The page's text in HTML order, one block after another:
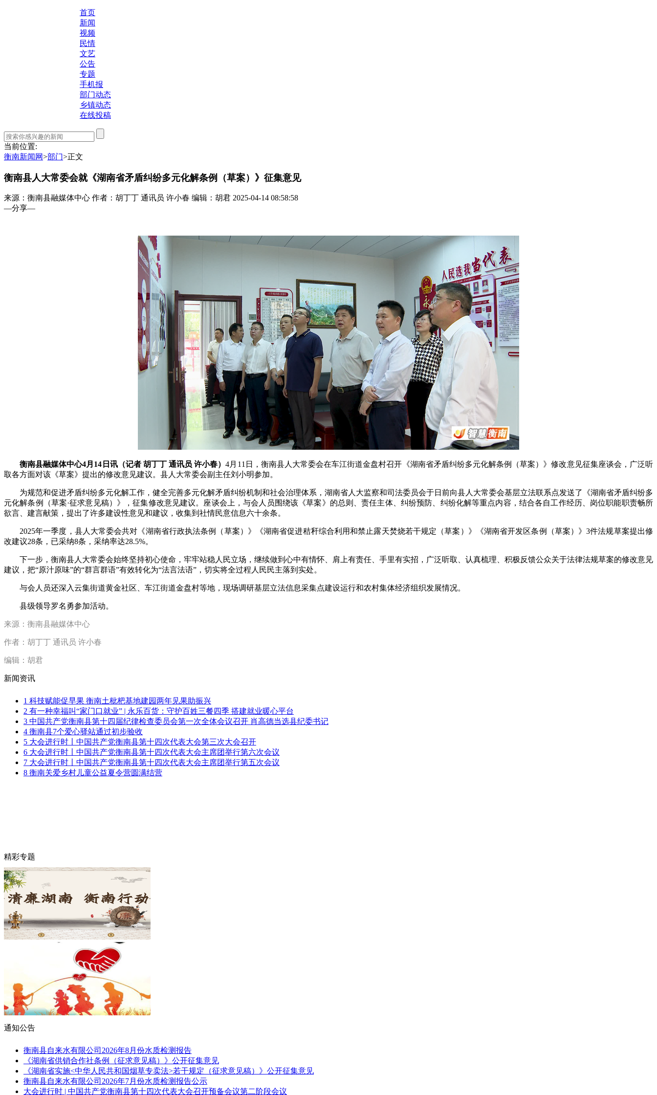
首页
新闻
视频
民情
文艺
公告
专题
手机报
部门动态
乡镇动态
在线投稿
当前位置:
衡南新闻网>部门>正文
衡南县人大常委会就《湖南省矛盾纠纷多元化解条例（草案）》征集意见
来源：衡南县融媒体中心 作者：胡丁丁 通讯员 许小春 编辑：胡君 2025-04-14 08:58:58
—分享—
衡南县融媒体中心4月14日讯（记者 胡丁丁 通讯员 许小春）4月11日，衡南县人大常委会在车江街道金盘村召开《湖南省矛盾纠纷多元化解条例（草案）》修改意见征集座谈会，广泛听
取各方面对该《草案》提出的修改意见建议。县人大常委会副主任刘小明参加。
为规范和促进矛盾纠纷多元化解工作，健全完善多元化解矛盾纠纷机制和社会治理体系，湖南省人大监察和司法委员会于日前向县人大常委会基层立法联系点发送了《湖南省矛盾纠纷多
元化解条例（草案·征求意见稿）》，征集修改意见建议。座谈会上，与会人员围绕该《草案》的总则、责任主体、纠纷预防、纠纷化解等重点内容，结合各自工作经历、岗位职能职责畅所
欲言、建言献策，提出了许多建设性意见和建议，收集到社情民意信息六十余条。
2025年一季度，县人大常委会共对《湖南省行政执法条例（草案）》《湖南省促进秸秆综合利用和禁止露天焚烧若干规定（草案）》《湖南省开发区条例（草案）》3件法规草案提出修
改建议28条，已采纳8条，采纳率达28.5%。
下一步，衡南县人大常委会始终坚持初心使命，牢牢站稳人民立场，继续做到心中有情怀、肩上有责任、手里有实招，广泛听取、认真梳理、积极反馈公众关于法律法规草案的修改意见
建议，把“原汁原味”的“群言群语”有效转化为“法言法语”，切实将全过程人民民主落到实处。
与会人员还深入云集街道黄金社区、车江街道金盘村等地，现场调研基层立法信息采集点建设运行和农村集体经济组织发展情况。
县级领导罗名勇参加活动。
来源：衡南县融媒体中心
作者：胡丁丁 通讯员 许小春
编辑：胡君
新闻资讯
1 科技赋能促早果 衡南土枇杷基地建园两年见果助振兴
2 有一种幸福叫“家门口就业” | 永乐百货：守护百姓三餐四季 搭建就业暖心平台
3 中国共产党衡南县第十四届纪律检查委员会第一次全体会议召开 肖高德当选县纪委书记
4 衡南县7个爱心驿站通过初步验收
5 大会进行时丨中国共产党衡南县第十四次代表大会第三次大会召开
6 大会进行时丨中国共产党衡南县第十四次代表大会主席团举行第六次会议
7 大会进行时丨中国共产党衡南县第十四次代表大会主席团举行第五次会议
8 衡南关爱乡村儿童公益夏令营圆满结营
精彩专题
通知公告
衡南县自来水有限公司2026年8月份水质检测报告
《湖南省供销合作社条例（征求意见稿）》公开征集意见
《湖南省实施<中华人民共和国烟草专卖法>若干规定（征求意见稿）》公开征集意见
衡南县自来水有限公司2026年7月份水质检测报告公示
大会进行时 | 中国共产党衡南县第十四次代表大会召开预备会议第二阶段会议